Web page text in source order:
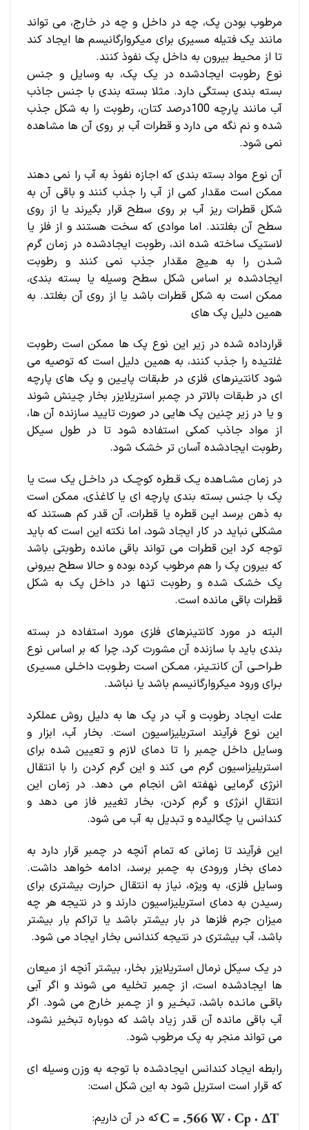
مرطوب بودن پک، چه در داخل و چه در خارج، می تواند
مانند یک فتیله مسیری برای میکروارگانیسم ها ایجاد کند
تا از محیط بیرون به داخل پک نفوذ کنند.
نوع رطوبت ایجادشده در یک پک، به وسایل و جنس
بسته بندی بستگی دارد. مثلا بسته بندی با جنس جاذب
آب مانند پارچه 100درصد کتان، رطوبت را به شکل جذب
شده و نم نگه می دارد و قطرات آب بر روی آن ها مشاهده
نمی شود.
آن نوع مواد بسته بندی که اجازه نفوذ به آب را نمی دهند
ممکن است مقدار کمی از آب را جذب کنند و باقی آن به
شکل قطرات ریز آب بر روی سطح قرار بگیرند یا از روی
سطح آن بغلتند. اما موادی که سخت هستند و از فلز یا
لاستیک ساخته شده اند، رطوبت ایجادشده در زمان گرم
شـدن را به هـیچ مقدار جذب نمی کنند و رطوبت
ایجادشده بر اساس شکل سطح وسیله یا بسته بندی،
ممکن است به شکل قطرات باشد یا از روی آن بغلتد. به
همین دلیل پک های
قرارداده شده در زیر این نوع پک ها ممکن است رطوبت
غلتیده را جذب کنند، به همین دلیل است که توصیه می
شود کانتینرهای فلزی در طبقات پایـین و پک های پارچه
ای در طبقات بالاتر در چمبر استریلایزر بخار چینش شوند
و یا در زیر چنین پک هایی در صورت تایید سازنده آن ها،
از مواد جاذب کمکی استفاده شود تا در طول سیکل
رطوبت ایجادشده آسان تر خشک شود.
در زمان مشـاهده یـک قـطره کوچـک در داخـل یک ست یا
پک با جنس بسته بندی پارچه ای یا کاغذی، ممکن است
به ذهن برسد ایـن قطره یا قطرات، آن قدر کم هستند که
مشکلی نباید در کار ایجاد شود، اما نکته این است که باید
توجه کرد این قطرات می تواند باقی مانده رطوبتی باشد
که بیرون پک را هم مرطوب کرده بوده و حالا سطح بیرونی
پک خشک شده و رطوبت تنها در داخل پک به شکل
قطرات باقی مانده است.
البته در مورد کانتینرهای فلزی مورد استفاده در بسته
بندی باید با سازنده آن مشورت کرد، چرا که بر اساس نوع
طـراحـی آن کانتـینر، ممـکن اسـت رطـوبت داخـلی مسیـری
بـرای ورود میکروارگانیسم باشد یا نباشد.
علت ایجاد رطوبت و آب در پک ها به دلیل روش عملکرد
این نوع فرآیند استریلیزاسیون است. بخار آب، ابزار و
وسایل داخل چمبر را تا دمای لازم و تعیین شده برای
استریلیزاسیون گرم می کند و این گرم کردن را با انتقال
انرژی گرمایی نهفته اش انجام می دهد. در زمان این
انتقالِ انرژی و گرم کردن، بخار تغییر فاز می دهد و
کندانس یا چگالیده و تبدیل به آب می شود.
این فرآیند تا زمانی که تمام آنچه در چمبر قرار دارد به
دمای بخار ورودی به چمبر برسد، ادامه خواهد داشت.
وسایل فلزی، به ویژه، نیاز به انتقال حرارت بیشتری برای
رسیدن به دمای استریلیزاسیون دارند و در نتیجه هر چه
میزان جرم فلزها در بار بیشتر باشد یا تراکم بار بیشتر
باشد، آب بیشتری در نتیجه کندانس بخار ایجاد می شود.
در یک سیکل نرمال استریلایزر بخار، بیشتر آنچه از میعان
ها ایجادشده است، از چمبر تخلیه می شوند و اگر آبی
باقـی مانـده باشد، تبخـیر و از چـمبر خارج می شود. اگر
آب باقی مانده آن قدر زیاد باشد که دوباره تبخیر نشود،
می تواند منجر به پک مرطوب شود.
رابطه ایجاد کندانس ایجادشده با توجه به وزن وسیله ای
که قرار است استریل شود به این شکل است:
که در آن داریم: